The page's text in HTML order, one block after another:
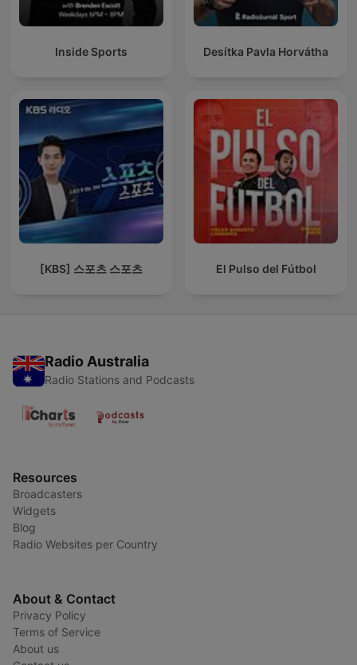
Inside Sports Desítka Pavla Horvátha
[KBS] 스포츠 스포츠 El Pulso del Fútbol
Radio Australia
Radio Stations and Podcasts
Resources
Broadcasters
Widgets
Blog
Radio Websites per Country
About & Contact
Privacy Policy
Terms of Service
About us